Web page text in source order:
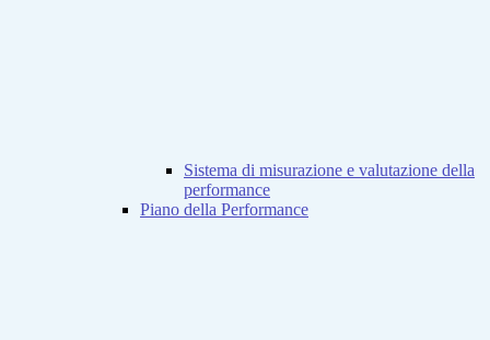
Sistema di misurazione e valutazione della
performance
Piano della Performance